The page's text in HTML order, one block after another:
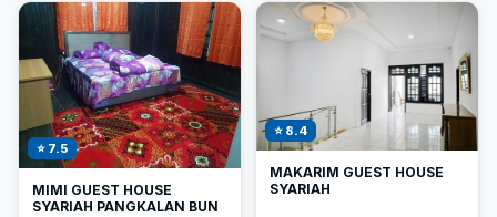
⭐ 7.5
MIMI GUEST HOUSE
SYARIAH PANGKALAN BUN
⭐ 8.4
MAKARIM GUEST HOUSE
SYARIAH